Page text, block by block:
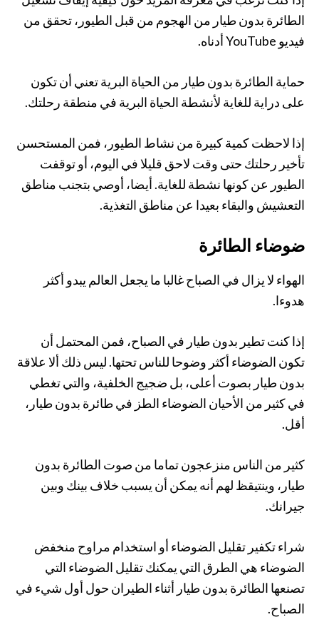
الطائرة بدون طيار من الهجوم من قبل الطيور، تحقق من
فيديو YouTube أدناه.
حماية الطائرة بدون طيار من الحياة البرية تعني أن تكون
على دراية للغاية لأنشطة الحياة البرية في منطقة رحلتك.
إذا لاحظت كمية كبيرة من نشاط الطيور، فمن المستحسن
تأخير رحلتك حتى وقت لاحق قليلا في اليوم، أو توقفت
الطيور عن كونها نشطة للغاية. أيضا، أوصي بتجنب مناطق
التعشيش والبقاء بعيدا عن مناطق التغذية.
ضوضاء الطائرة
الهواء لا يزال في الصباح غالبا ما يجعل العالم يبدو أكثر
هدوءا.
إذا كنت تطير بدون طيار في الصباح، فمن المحتمل أن
تكون الضوضاء أكثر وضوحا للناس تحتها. ليس ذلك ألا علاقة
بدون طيار بصوت أعلى، بل ضجيج الخلفية، والتي تغطي
في كثير من الأحيان الضوضاء الطز في طائرة بدون طيار،
أقل.
كثير من الناس منزعجون تماما من صوت الطائرة بدون
طيار، وينتيقظ لهم أنه يمكن أن يسبب خلاف بينك وبين
جيرانك.
شراء تكفير تقليل الضوضاء أو استخدام مراوح منخفض
الضوضاء هي الطرق التي يمكنك تقليل الضوضاء التي
تصنعها الطائرة بدون طيار أثناء الطيران حول أول شيء في
الصباح.